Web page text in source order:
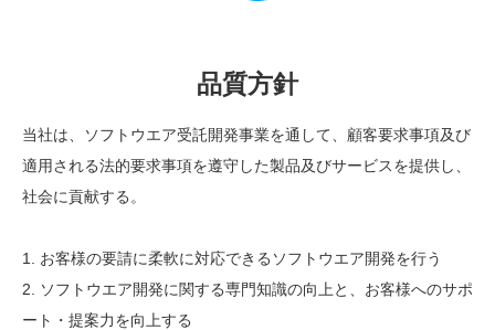
品質方針
当社は、ソフトウエア受託開発事業を通して、顧客要求事項及び
適用される法的要求事項を遵守した製品及びサービスを提供し、
社会に貢献する。
1. お客様の要請に柔軟に対応できるソフトウエア開発を行う
2. ソフトウエア開発に関する専門知識の向上と、お客様へのサポ
ート・提案力を向上する